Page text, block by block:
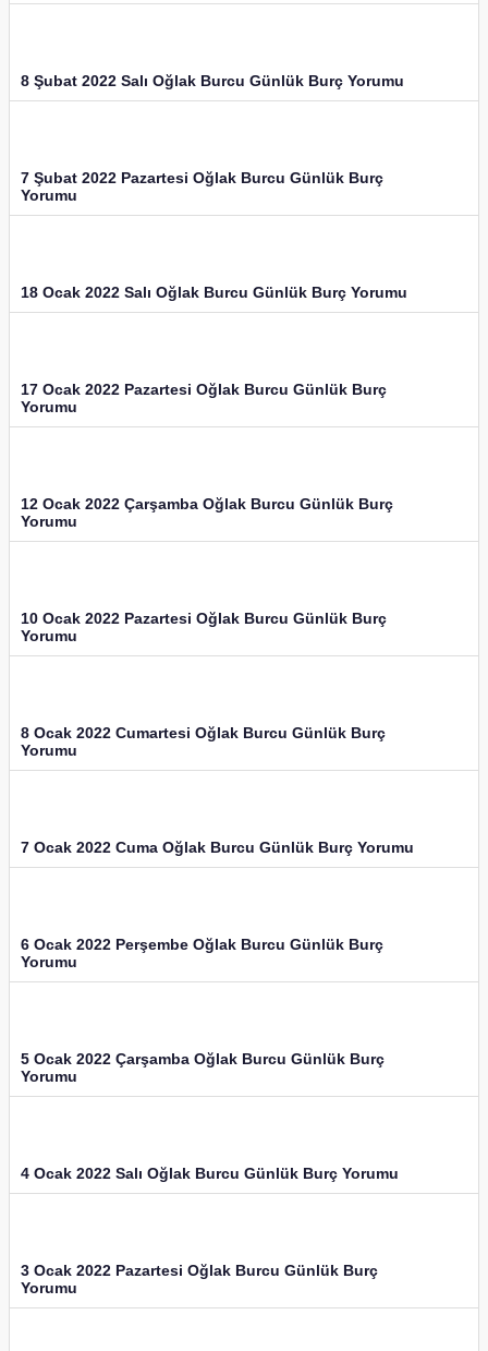
8 Şubat 2022 Salı Oğlak Burcu Günlük Burç Yorumu
7 Şubat 2022 Pazartesi Oğlak Burcu Günlük Burç
Yorumu
18 Ocak 2022 Salı Oğlak Burcu Günlük Burç Yorumu
17 Ocak 2022 Pazartesi Oğlak Burcu Günlük Burç
Yorumu
12 Ocak 2022 Çarşamba Oğlak Burcu Günlük Burç
Yorumu
10 Ocak 2022 Pazartesi Oğlak Burcu Günlük Burç
Yorumu
8 Ocak 2022 Cumartesi Oğlak Burcu Günlük Burç
Yorumu
7 Ocak 2022 Cuma Oğlak Burcu Günlük Burç Yorumu
6 Ocak 2022 Perşembe Oğlak Burcu Günlük Burç
Yorumu
5 Ocak 2022 Çarşamba Oğlak Burcu Günlük Burç
Yorumu
4 Ocak 2022 Salı Oğlak Burcu Günlük Burç Yorumu
3 Ocak 2022 Pazartesi Oğlak Burcu Günlük Burç
Yorumu